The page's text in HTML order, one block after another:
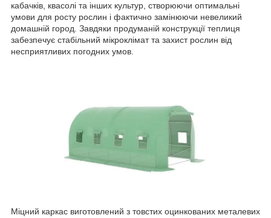
кабачків, квасолі та інших культур, створюючи оптимальні
умови для росту рослин і фактично замінюючи невеликий
домашній город. Завдяки продуманій конструкції теплиця
забезпечує стабільний мікроклімат та захист рослин від
несприятливих погодних умов.
Міцний каркас виготовлений з товстих оцинкованих металевих